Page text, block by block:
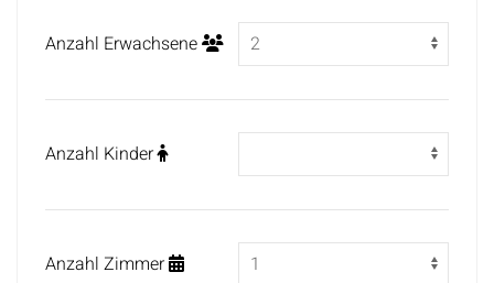
Anzahl Erwachsene
Anzahl Kinder
Anzahl Zimmer